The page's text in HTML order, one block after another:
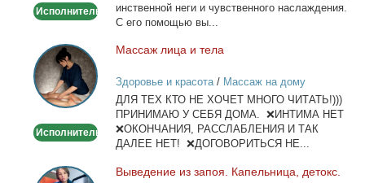
Исполнитель
ин­ствен­ной неги и чув­ствен­но­го на­сла­жде­ния.
С его по­мо­щью вы...
Массаж
лица
и
тела
Исполнитель
Мас­саж ли­ца и те­ла
Здоровье и красота/ Массаж на дому
ДЛЯ ТЕХ КТО НЕ ХОЧЕТ МНОГО ЧИТАТЬ!)))
ПРИНИМАЮ У СЕБЯ ДОМА. ❌ИНТИМА НЕТ
❌ОКОНЧАНИЯ, РАССЛАБЛЕНИЯ И ТАК
ДАЛЕЕ НЕТ! ❌ДОГОВОРИТЬСЯ НЕ...
Выведение
Вы­ве­де­ние из за­поя. Ка­пель­ни­ца, де­токс.